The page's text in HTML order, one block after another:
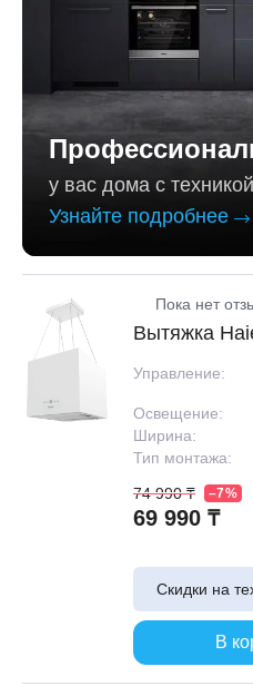
у вас дома с
Узнайте подробнее
Пока нет
Вытяжка
Управление:
Освещение:
Ширина:
Тип монтажа:
69 990 ₸
74 990 ₸ –7%
Скидки на
В